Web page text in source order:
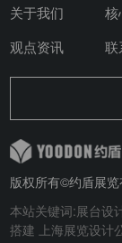
关于我们 核
观点资讯
联
版权所有©约盾展览
本站关键词:展台设
搭建 上海展览设计